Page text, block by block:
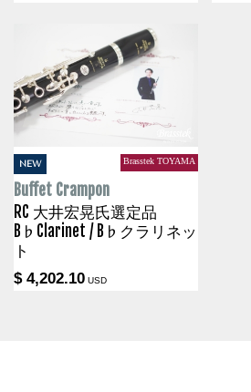
NEW Brasstek TOYAMA
Buffet Crampon
RC 大井宏晃氏選定品
B♭Clarinet / B♭クラリネッ
ト
$ 4,202.10 USD